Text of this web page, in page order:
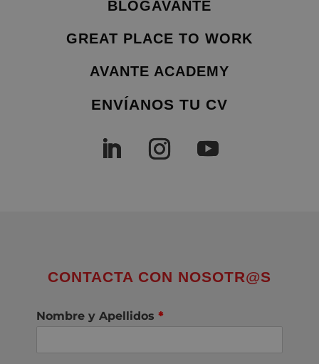
BLOGAVANTE
GREAT PLACE TO WORK
AVANTE ACADEMY
ENVÍANOS TU CV
CONTACTA CON NOSOTR@S
Nombre y Apellidos *